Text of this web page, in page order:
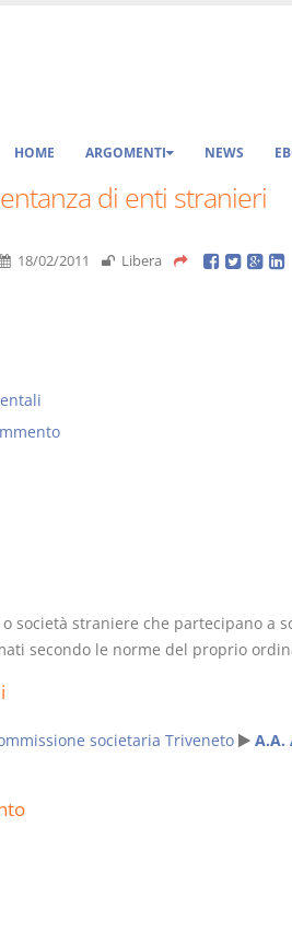
HOME ARGOMENTI NEWS
di enti stranieri
18/02/2011 Libera
società straniere che partecipano a
secondo le norme del proprio
societaria Triveneto
A.A.
Condominio
La riforma di cui alla legge
2012